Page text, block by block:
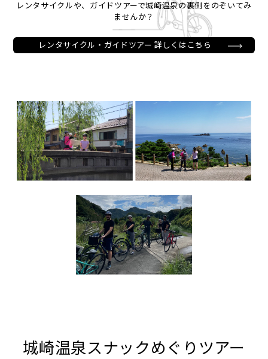
レンタサイクルや、ガイドツアーで城崎温泉の裏側をのぞいてみ
ませんか？
レンタサイクル・ガイドツアー 詳しくはこちら
城崎温泉スナックめぐりツアー